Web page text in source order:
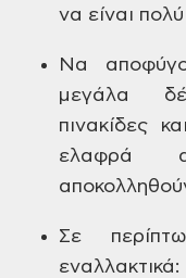
να είναι πολύ
Να
μεγάλα
πινακίδες και
ελαφρά
Σε
εναλλακτικά: